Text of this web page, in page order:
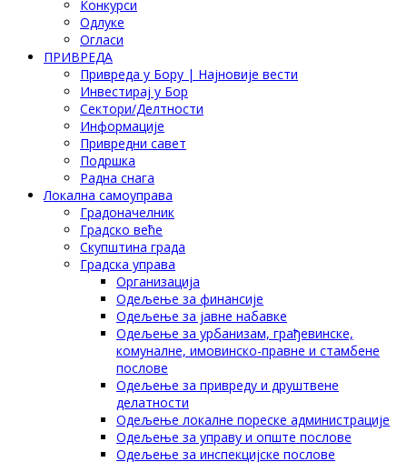
Конкурси
Одлуке
Огласи
ПРИВРЕДА
Привреда у Бору | Најновије вести
Инвестирај у Бор
Сектори/Делтности
Информације
Привредни савет
Подршка
Радна снага
Локална самоуправа
Градоначелник
Градско веће
Скупштина града
Градска управа
Организација
Одељење за финансије
Одељење за јавне набавке
Одељење за урбанизам, грађевинске,
комуналне, имовинско-правне и стамбене
послове
Одељење за привреду и друштвене
делатности
Одељење локалне пореске администрације
Одељење за управу и опште послове
Одељење за инспекцијске послове